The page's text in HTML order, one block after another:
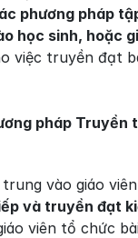
phương pháp
học sinh, hoặc
việc truyền đạt
pháp Truyền
và truyền đạt
viên tổ chức